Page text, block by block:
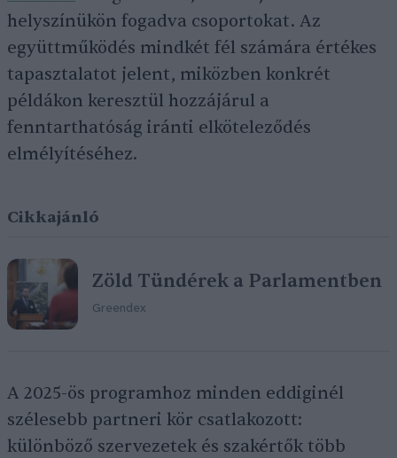
helyszínükön fogadva csoportokat. Az
együttműködés mindkét fél számára értékes
tapasztalatot jelent, miközben konkrét
példákon keresztül hozzájárul a
fenntarthatóság iránti elköteleződés
elmélyítéséhez.
Cikkajánló
Zöld Tündérek a Parlamentben
Greendex
A 2025-ös programhoz minden eddiginél
szélesebb partneri kör csatlakozott:
különböző szervezetek és szakértők több